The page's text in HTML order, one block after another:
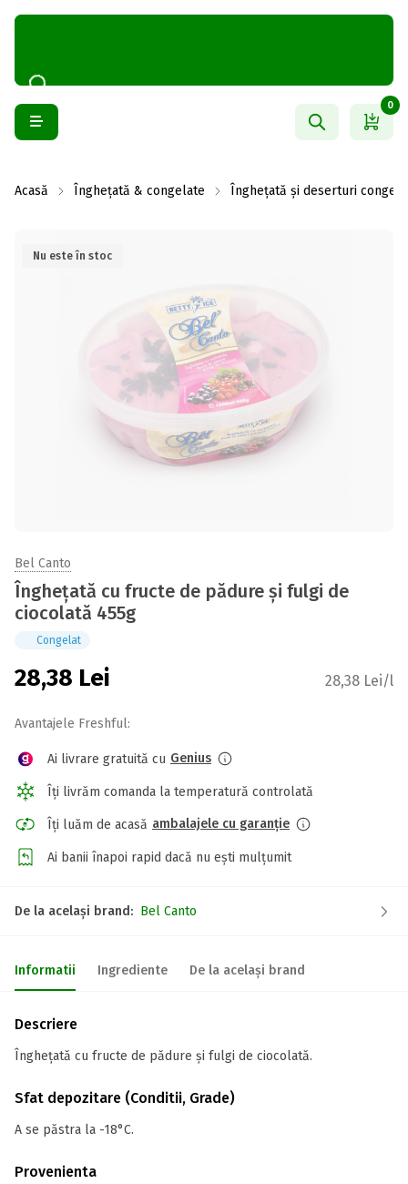
0
Acasă Înghețată & congelate Înghețată și deserturi
Nu este în stoc
Bel Canto
Înghețată cu fructe de pădure și fulgi de
ciocolată 455g
Congelat
28,38 Lei 28,38 Lei/l
Avantajele Freshful:
Ai livrare gratuită cu Genius
Îți livrăm comanda la temperatură controlată
Îți luăm de acasă ambalajele cu garanție
Ai banii înapoi rapid dacă nu ești mulțumit
De la același brand: Bel Canto
Informatii Ingrediente De la același brand
Descriere
Înghețată cu fructe de pădure și fulgi de ciocolată.
Sfat depozitare (Conditii, Grade)
A se păstra la -18°C.
Provenienta